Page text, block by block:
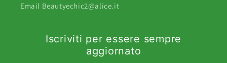
Email Beautyechic2@alice.it
Iscriviti per essere sempre
aggiornato